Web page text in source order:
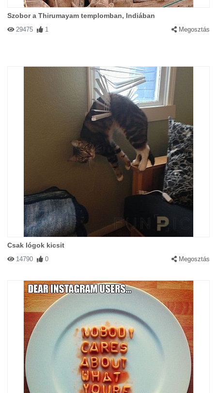
Szobor a Thirumayam templomban, Indiában
29475 1 Megosztás
Csak lógok kicsit
14790 0 Megosztás